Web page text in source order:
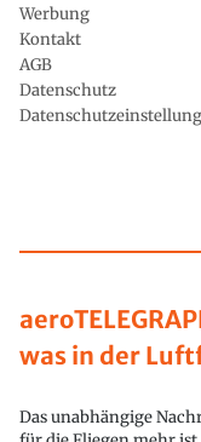
was in der
Das unabhängige
Werbung
Kontakt
AGB
Datenschutz